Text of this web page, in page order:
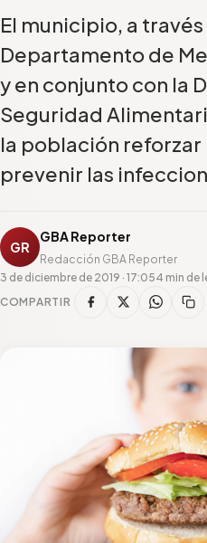
El municipio, a
Departamento de
y en conjunto con la
Seguridad
la población reforzar
prevenir las
GR
GBA Reporter
Redacción GBA Reporter
3 de diciembre de 2019 · 17:054 min de
COMPARTIR